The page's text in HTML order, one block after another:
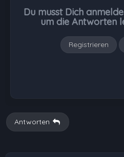
Du musst Dich
um die Antworten
Registrieren
Antworten